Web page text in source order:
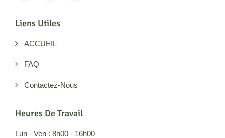
Liens Utiles
ACCUEIL
FAQ
Contactez-Nous
Heures De Travail
Lun - Ven : 8h00 - 16h00